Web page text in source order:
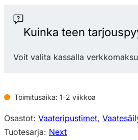
vaateripustin
määräKuinka teen
Voit valita kassalla
Toimitusaika: 1-2 viikkoa
Osastot: Vaateripustimet,
Tuotesarja: Next